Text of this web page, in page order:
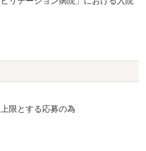
限とする応募の為